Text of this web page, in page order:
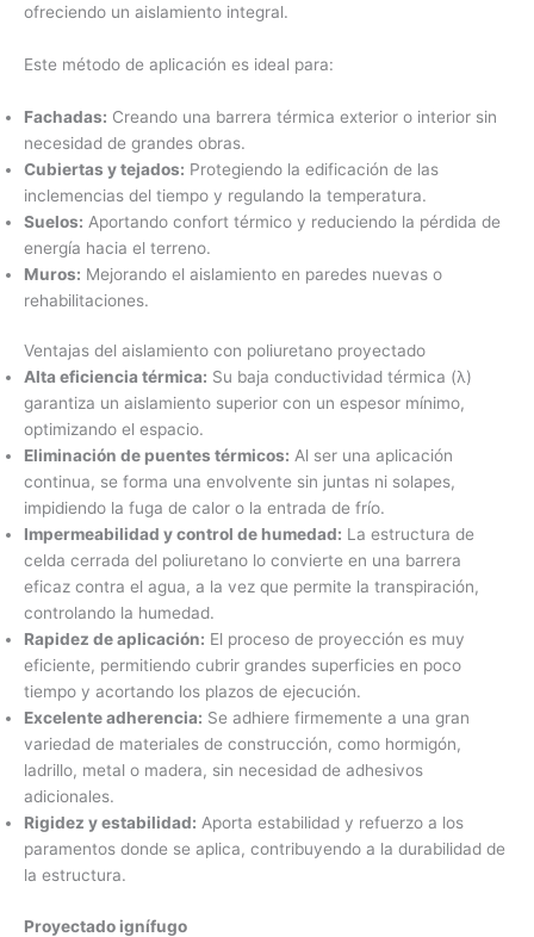
ofreciendo un aislamiento integral.
Este método de aplicación es ideal para:
Fachadas: Creando una barrera térmica exterior o interior sin
necesidad de grandes obras.
Cubiertas y tejados: Protegiendo la edificación de las
inclemencias del tiempo y regulando la temperatura.
Suelos: Aportando confort térmico y reduciendo la pérdida de
energía hacia el terreno.
Muros: Mejorando el aislamiento en paredes nuevas o
rehabilitaciones.
Ventajas del aislamiento con poliuretano proyectado
Alta eficiencia térmica: Su baja conductividad térmica (λ)
garantiza un aislamiento superior con un espesor mínimo,
optimizando el espacio.
Eliminación de puentes térmicos: Al ser una aplicación
continua, se forma una envolvente sin juntas ni solapes,
impidiendo la fuga de calor o la entrada de frío.
Impermeabilidad y control de humedad: La estructura de
celda cerrada del poliuretano lo convierte en una barrera
eficaz contra el agua, a la vez que permite la transpiración,
controlando la humedad.
Rapidez de aplicación: El proceso de proyección es muy
eficiente, permitiendo cubrir grandes superficies en poco
tiempo y acortando los plazos de ejecución.
Excelente adherencia: Se adhiere firmemente a una gran
variedad de materiales de construcción, como hormigón,
ladrillo, metal o madera, sin necesidad de adhesivos
adicionales.
Rigidez y estabilidad: Aporta estabilidad y refuerzo a los
paramentos donde se aplica, contribuyendo a la durabilidad de
la estructura.
Proyectado ignífugo